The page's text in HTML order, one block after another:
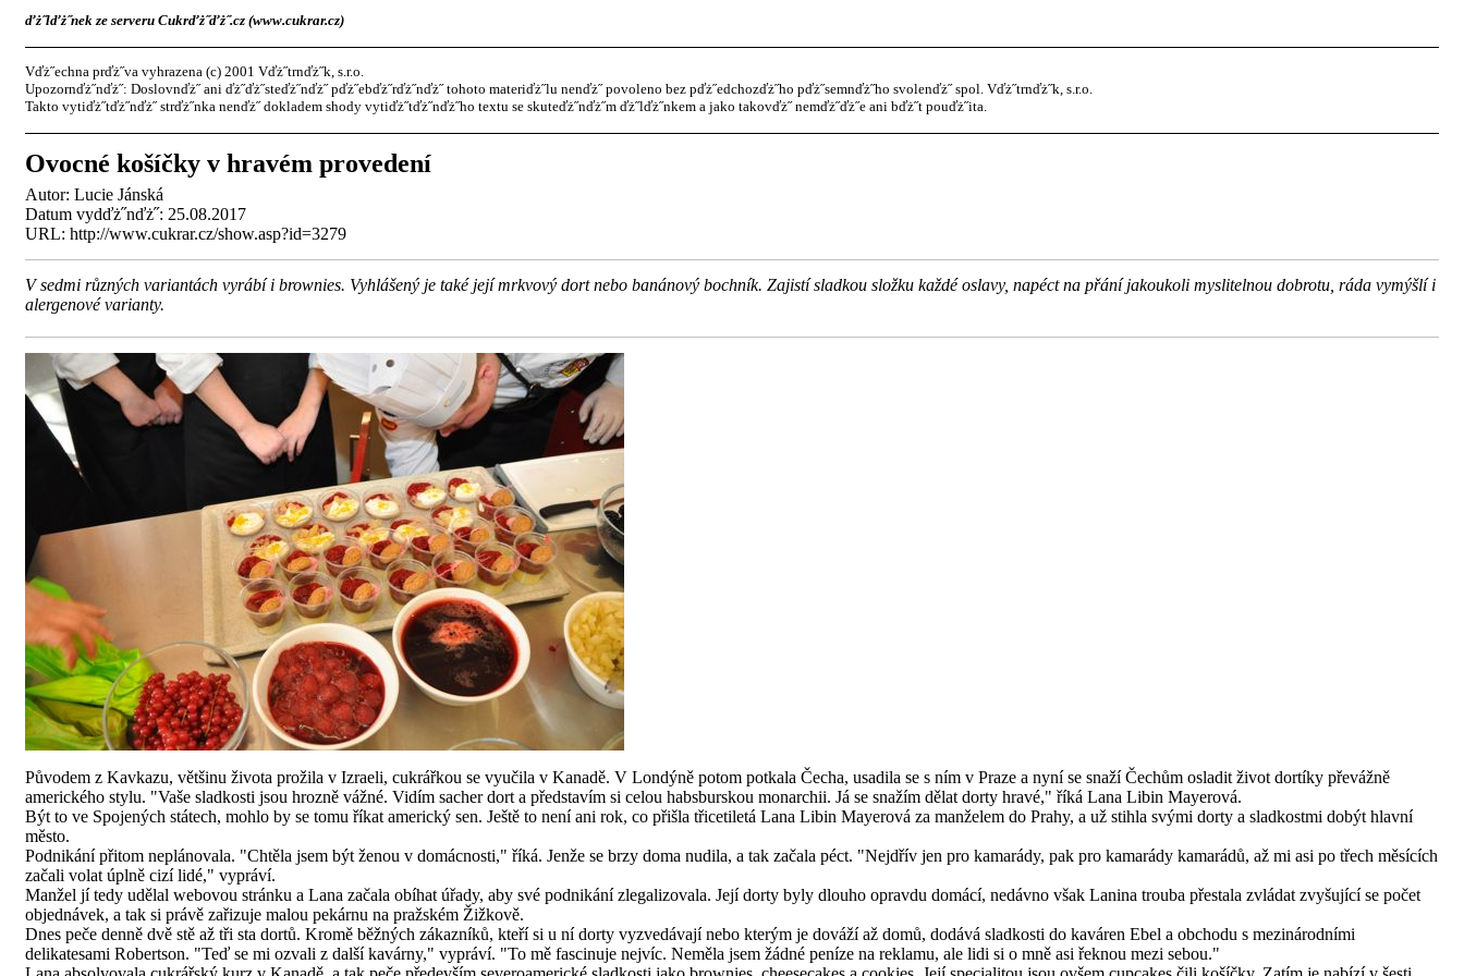
ďż˝lďż˝nek ze serveru Cukrďż˝ďż˝.cz (www.cukrar.cz)
Vďż˝echna prďż˝va vyhrazena (c) 2001 Vďż˝trnďż˝k, s.r.o.
Upozornďż˝nďż˝: Doslovnďż˝ ani ďż˝ďż˝steďż˝nďż˝ pďż˝ebďż˝rďż˝nďż˝ tohoto materiďż˝lu nenďż˝ povoleno bez pďż˝edchozďż˝ho pďż˝semnďż˝ho svolenďż˝ spol. Vďż˝trnďż˝k, s.r.o.
Takto vytiďż˝tďż˝nďż˝ strďż˝nka nenďż˝ dokladem shody vytiďż˝tďż˝nďż˝ho textu se skuteďż˝nďż˝m ďż˝lďż˝nkem a jako takovďż˝ nemďż˝ďż˝e ani bďż˝t pouďż˝ita.
Ovocné košíčky v hravém provedení
Autor: Lucie Jánská
Datum vydďż˝nďż˝: 25.08.2017
URL: http://www.cukrar.cz/show.asp?id=3279
V sedmi různých variantách vyrábí i brownies. Vyhlášený je také její mrkvový dort nebo banánový bochník. Zajistí sladkou složku každé oslavy, napéct na přání jakoukoli myslitelnou dobrotu, ráda vymýšlí i
alergenové varianty.
Původem z Kavkazu, většinu života prožila v Izraeli, cukrářkou se vyučila v Kanadě. V Londýně potom potkala Čecha, usadila se s ním v Praze a nyní se snaží Čechům osladit život dortíky převážně
amerického stylu. "Vaše sladkosti jsou hrozně vážné. Vidím sacher dort a představím si celou habsburskou monarchii. Já se snažím dělat dorty hravé," říká Lana Libin Mayerová.
Být to ve Spojených státech, mohlo by se tomu říkat americký sen. Ještě to není ani rok, co přišla třicetiletá Lana Libin Mayerová za manželem do Prahy, a už stihla svými dorty a sladkostmi dobýt hlavní
město.
Podnikání přitom neplánovala. "Chtěla jsem být ženou v domácnosti," říká. Jenže se brzy doma nudila, a tak začala péct. "Nejdřív jen pro kamarády, pak pro kamarády kamarádů, až mi asi po třech měsících
začali volat úplně cizí lidé," vypráví.
Manžel jí tedy udělal webovou stránku a Lana začala obíhat úřady, aby své podnikání zlegalizovala. Její dorty byly dlouho opravdu domácí, nedávno však Lanina trouba přestala zvládat zvyšující se počet
objednávek, a tak si právě zařizuje malou pekárnu na pražském Žižkově.
Dnes peče denně dvě stě až tři sta dortů. Kromě běžných zákazníků, kteří si u ní dorty vyzvedávají nebo kterým je dováží až domů, dodává sladkosti do kaváren Ebel a obchodu s mezinárodními
delikatesami Robertson. "Teď se mi ozvali z další kavárny," vypráví. "To mě fascinuje nejvíc. Neměla jsem žádné peníze na reklamu, ale lidi si o mně asi řeknou mezi sebou."